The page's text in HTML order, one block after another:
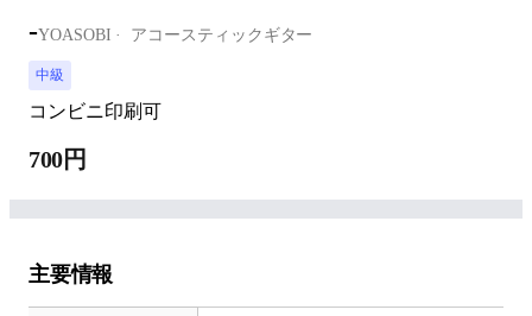
-YOASOBI アコースティックギター
中級
コンビニ印刷可
700円
主要情報